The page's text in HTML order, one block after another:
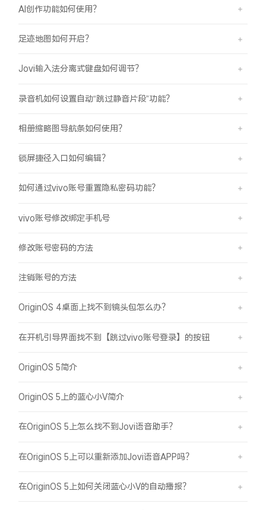
AI创作功能如何使用？
足迹地图如何开启？
Jovi输入法分离式键盘如何调节？
录音机如何设置自动“跳过静音片段”功能？
相册缩略图导航条如何使用？
锁屏捷径入口如何编辑？
如何通过vivo账号重置隐私密码功能？
vivo账号修改绑定手机号
修改账号密码的方法
注销账号的方法
OriginOS 4桌面上找不到镜头包怎么办？
在开机引导界面找不到【跳过vivo账号登录】的按钮
OriginOS 5简介
OriginOS 5上的蓝心小V简介
在OriginOS 5上怎么找不到Jovi语音助手？
在OriginOS 5上可以重新添加Jovi语音APP吗？
在OriginOS 5上如何关闭蓝心小V的自动播报？